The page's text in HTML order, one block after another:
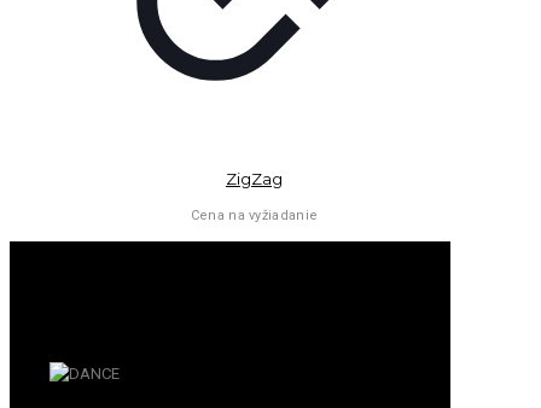
ZigZag
Cena na vyžiadanie